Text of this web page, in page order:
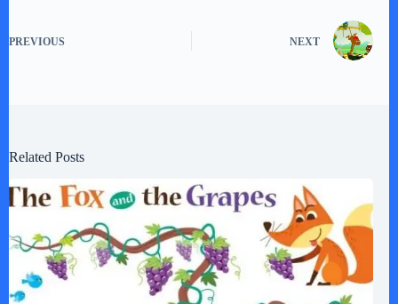
PREVIOUS NEXT
Related Posts